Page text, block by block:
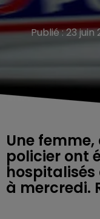
Publié : 23
Une
policier ont
à mercredi.